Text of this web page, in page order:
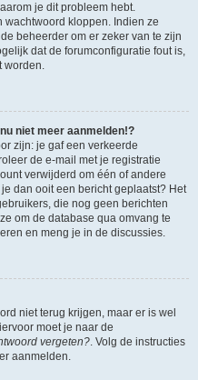
je dit probleem hebt.
kloppen. Indien ze
beheerder om er zeker van te zijn
dat de forumconfiguratie fout is,
worden.
niet meer aanmelden!?
zijn: je gaf een verkeerde
de e-mail met je registratie
verwijderd om één of andere
dan ooit een bericht geplaatst? Het
die nog geen berichten
om de database qua omvang te
en meng je in de discussies.
niet terug krijgen, maar er is wel
moet je naar de
vergeten?. Volg de instructies
aanmelden.